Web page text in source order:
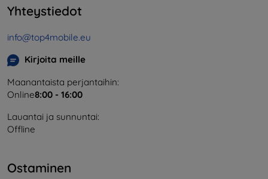
Yhteystiedot
info@top4mobile.eu
Kirjoita meille
Maanantaista perjantaihin:
Online8:00 - 16:00
Lauantai ja sunnuntai:
Offline
Ostaminen